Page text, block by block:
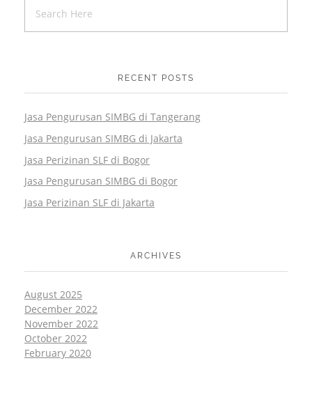
RECENT POSTS
Jasa Pengurusan SIMBG di Tangerang
Jasa Pengurusan SIMBG di Jakarta
Jasa Perizinan SLF di Bogor
Jasa Pengurusan SIMBG di Bogor
Jasa Perizinan SLF di Jakarta
ARCHIVES
August 2025
December 2022
November 2022
October 2022
February 2020